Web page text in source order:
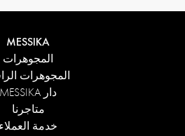
MESSIKA
المجوهرات
المجوهرات
دار MESSIKA
متاجرنا
خدمة العملاء